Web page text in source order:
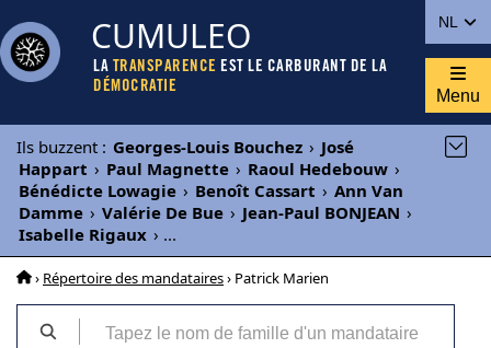
NL
CUMULEO
LA TRANSPARENCE EST LE CARBURANT DE LA
DÉMOCRATIE
Menu
Ils buzzent : Georges-Louis Bouchez › José
Happart › Paul Magnette › Raoul Hedebouw ›
Bénédicte Lowagie › Benoît Cassart › Ann Van
Damme › Valérie De Bue › Jean-Paul BONJEAN ›
Isabelle Rigaux › ...
› Répertoire des mandataires› Patrick Marien